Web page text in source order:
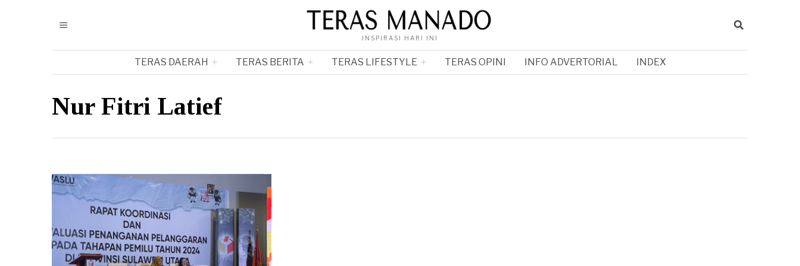
INSPIRASI HARI INI
TERAS DAERAH TERAS BERITA TERAS LIFESTYLE TERAS OPINI INFO ADVERTORIAL INDEX
Nur Fitri Latief